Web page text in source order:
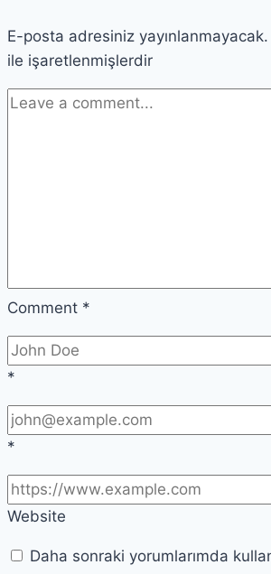
E-posta adresiniz yayınlanmayacak.
ile işaretlenmişlerdir
Comment *
*
*
Website
Daha sonraki yorumlarımda